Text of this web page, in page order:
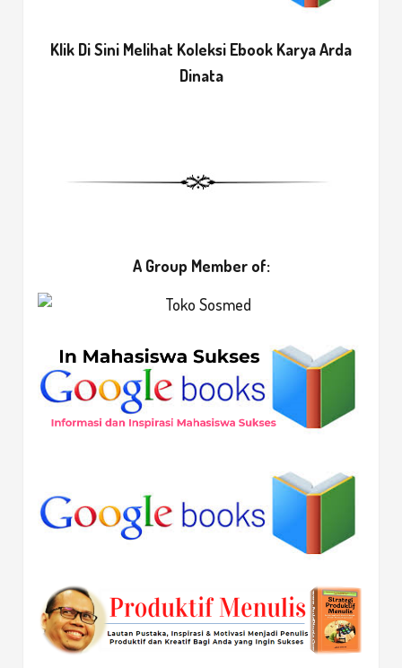
Klik Di Sini Melihat Koleksi Ebook Karya Arda
Dinata
A Group Member of: